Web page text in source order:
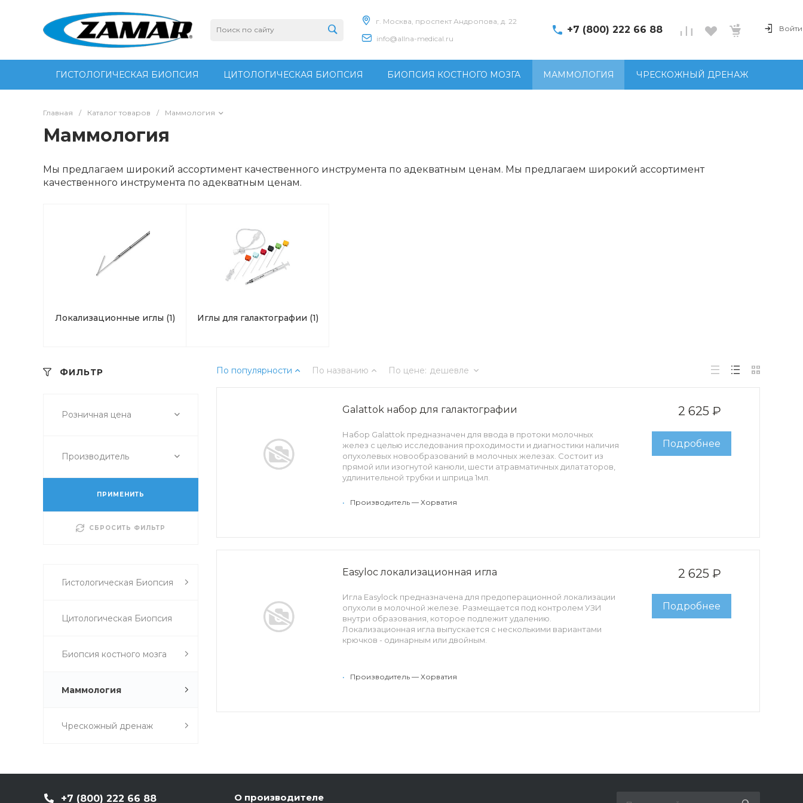
г. Москва, проспект Андропова, д. 22
info@allna-medical.ru
+7 (800) 222 66 88 Войти
ГИСТОЛОГИЧЕСКАЯ БИОПСИЯ ЦИТОЛОГИЧЕСКАЯ БИОПСИЯ БИОПСИЯ КОСТНОГО МОЗГА МАММОЛОГИЯ ЧРЕСКОЖНЫЙ ДРЕНАЖ
Главная / Каталог товаров / Маммология
Маммология
Мы предлагаем широкий ассортимент качественного инструмента по адекватным ценам. Мы предлагаем широкий ассортимент
качественного инструмента по адекватным ценам.
Локализационные иглы (1) Иглы для галактографии (1)
ФИЛЬТР
Розничная цена
Производитель
ПРИМЕНИТЬ
СБРОСИТЬ ФИЛЬТР
Гистологическая Биопсия
Цитологическая Биопсия
Биопсия костного мозга
Маммология
Чрескожный дренаж
По популярности По названию По цене: дешевле
2 625 ₽
Подробнее
Galattok набор для галактографии
Набор Galattok предназначен для ввода в протоки молочных
желез с целью исследования проходимости и диагностики наличия
опухолевых новообразований в молочных железах. Состоит из
прямой или изогнутой канюли, шести атравматичных дилататоров,
удлинительной трубки и шприца 1мл.
• Производитель — Хорватия
2 625 ₽
Подробнее
Easyloc локализационная игла
Игла Easylock предназначена для предоперационной локализации
опухоли в молочной железе. Размещается под контролем УЗИ
внутри образования, которое подлежит удалению.
Локализационная игла выпускается с несколькими вариантами
крючков - одинарным или двойным.
Луер-Лок, ограничитель глубины проникновения.
• Производитель — Хорватия
+7 (800) 222 66 88 О производителе